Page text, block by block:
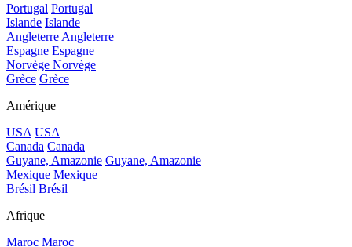
Portugal Portugal
Islande Islande
Angleterre Angleterre
Espagne Espagne
Norvège Norvège
Grèce Grèce
Amérique
USA USA
Canada Canada
Guyane, Amazonie Guyane, Amazonie
Mexique Mexique
Brésil Brésil
Afrique
Maroc Maroc